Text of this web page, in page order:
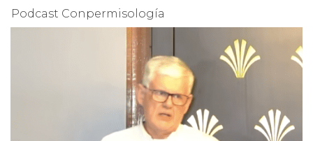
Podcast Conpermisología